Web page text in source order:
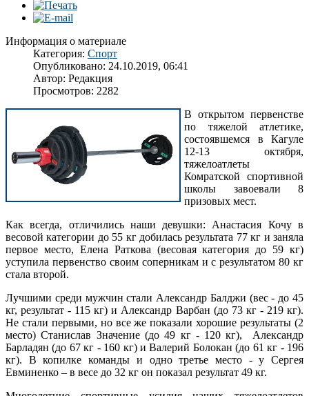
Информация о материале
Категория: Спорт
Опубликовано: 24.10.2019, 06:41
Автор: Редакция
Просмотров: 2282
В открытом первенстве
по тяжелой атлетике,
состоявшемся в Кагуле
12-13 октября,
тяжелоатлеты
Комратской спортивной
школы завоевали 8
призовых мест.
Как всегда, отличились наши девушки: Анастасия Кочу в
весовой категории до 55 кг добилась результата 77 кг и заняла
первое место, Елена Раткова (весовая категория до 59 кг)
уступила первенство своим соперникам и с результатом 80 кг
стала второй.
Лучшими среди мужчин стали Александр Балджи (вес - до 45
кг, результат - 115 кг) и Александр Варбан (до 73 кг - 219 кг).
Не стали первыми, но все же показали хорошие результаты (2
место) Станислав Значение (до 49 кг - 120 кг), Александр
Барладян (до 67 кг - 160 кг) и Валерий Болокан (до 61 кг - 196
кг). В копилке команды и одно третье место - у Сергея
Евминенко – в весе до 32 кг он показал результат 49 кг.